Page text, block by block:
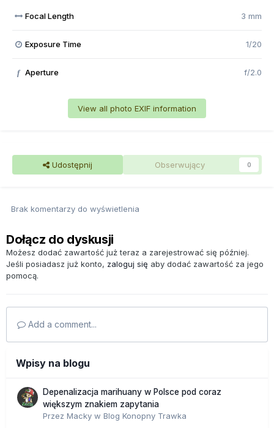
Focal Length 3 mm
Exposure Time 1/20
f Aperture f/2.0
View all photo EXIF information
Udostępnij Obserwujący 0
Brak komentarzy do wyświetlenia
Dołącz do dyskusji
Możesz dodać zawartość już teraz a zarejestrować się później.
Jeśli posiadasz już konto, zaloguj się aby dodać zawartość za jego
pomocą.
Add a comment...
Wpisy na blogu
Depenalizacja marihuany w Polsce pod coraz
większym znakiem zapytania
Przez Macky w Blog Konopny Trawka